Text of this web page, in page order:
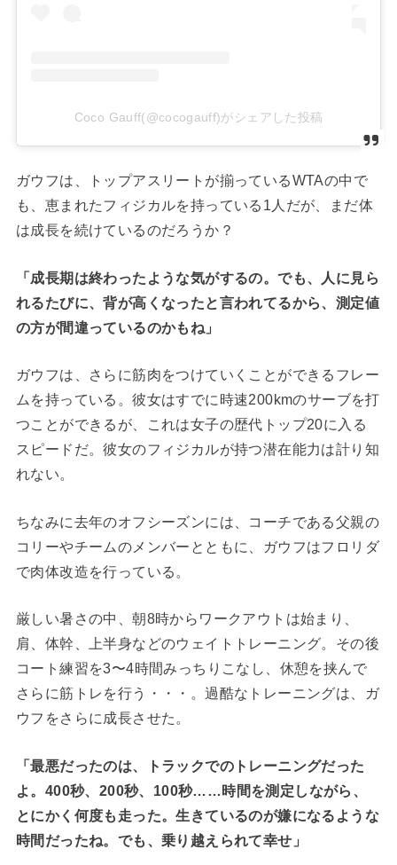
Coco Gauff(@cocogauff)がシェアした投稿
ガウフは、トップアスリートが揃っているWTAの中で
も、恵まれたフィジカルを持っている1人だが、まだ体
は成長を続けているのだろうか？
「成長期は終わったような気がするの。でも、人に見ら
れるたびに、背が高くなったと言われてるから、測定値
の方が間違っているのかもね」
ガウフは、さらに筋肉をつけていくことができるフレー
ムを持っている。彼女はすでに時速200kmのサーブを打
つことができるが、これは女子の歴代トップ20に入る
スピードだ。彼女のフィジカルが持つ潜在能力は計り知
れない。
ちなみに去年のオフシーズンには、コーチである父親の
コリーやチームのメンバーとともに、ガウフはフロリダ
で肉体改造を行っている。
厳しい暑さの中、朝8時からワークアウトは始まり、
肩、体幹、上半身などのウェイトトレーニング。その後
コート練習を3〜4時間みっちりこなし、休憩を挟んで
さらに筋トレを行う・・・。過酷なトレーニングは、ガ
ウフをさらに成長させた。
「最悪だったのは、トラックでのトレーニングだった
よ。400秒、200秒、100秒……時間を測定しながら、
とにかく何度も走った。生きているのが嫌になるような
時間だったね。でも、乗り越えられて幸せ」